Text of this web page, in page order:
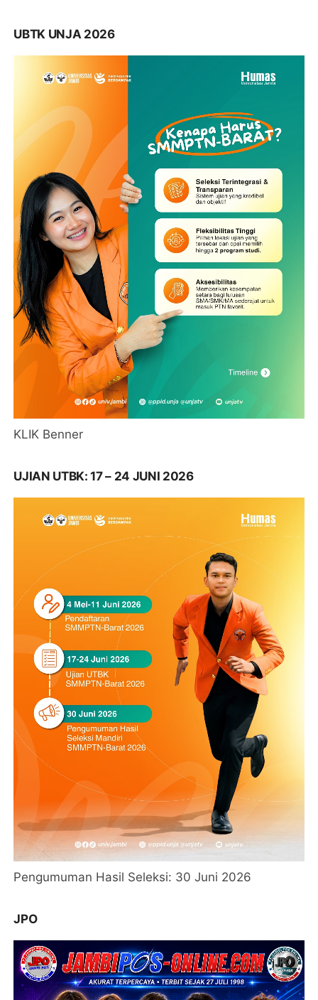
UBTK UNJA 2026
KLIK Benner
UJIAN UTBK: 17 – 24 JUNI 2026
Pengumuman Hasil Seleksi: 30 Juni 2026
JPO